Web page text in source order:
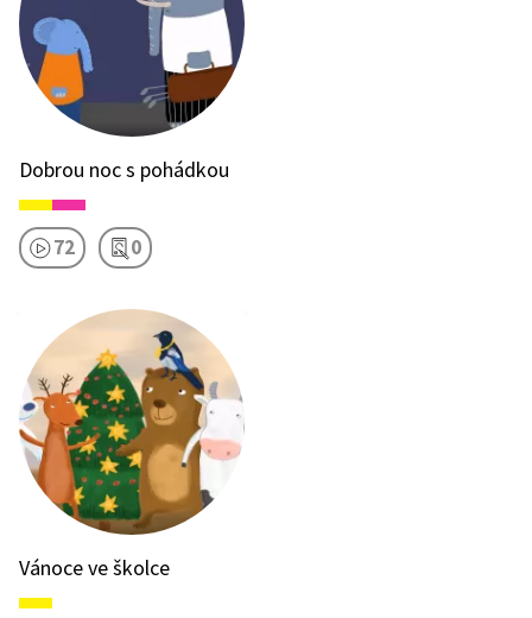
Dobrou noc s pohádkou
72 0
Vánoce ve školce